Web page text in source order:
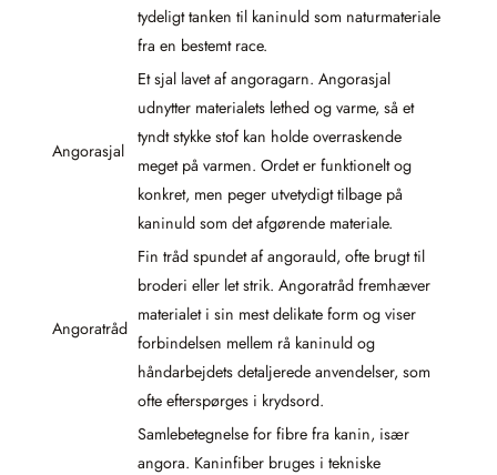
tydeligt tanken til kaninuld som naturmateriale
fra en bestemt race.
Angorasjal
Et sjal lavet af angoragarn. Angorasjal
udnytter materialets lethed og varme, så et
tyndt stykke stof kan holde overraskende
meget på varmen. Ordet er funktionelt og
konkret, men peger utvetydigt tilbage på
kaninuld som det afgørende materiale.
Angoratråd
Fin tråd spundet af angorauld, ofte brugt til
broderi eller let strik. Angoratråd fremhæver
materialet i sin mest delikate form og viser
forbindelsen mellem rå kaninuld og
håndarbejdets detaljerede anvendelser, som
ofte efterspørges i krydsord.
Samlebetegnelse for fibre fra kanin, især
angora. Kaninfiber bruges i tekniske